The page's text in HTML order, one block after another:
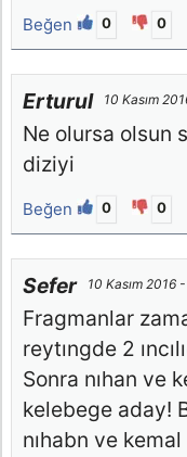
Beğen 0 0
Erturul 10 Kasım
Ne olursa olsun
diziyi
Beğen 0 0
Sefer 10 Kasım 2016
Fragmanlar
reytıngde 2
Sonra nıhan ve
kelebege aday!
nıhabn ve kemal